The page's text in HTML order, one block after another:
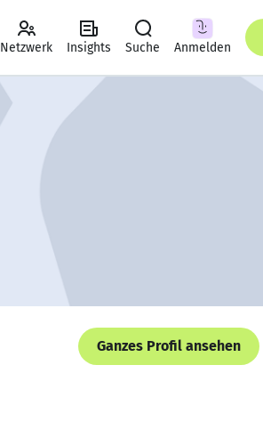
Netzwerk Insights Suche Anmelden
Ganzes Profil ansehen